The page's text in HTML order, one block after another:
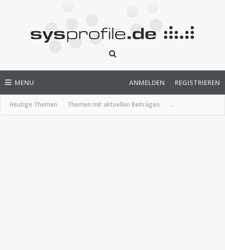
MENU
Heutige Themen Themen mit aktuellen Beiträgen ...
ANMELDEN REGISTRIEREN